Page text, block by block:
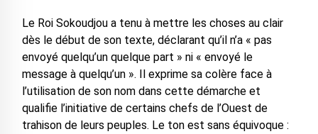
Le Roi Sokoudjou a tenu à mettre les choses au clair
dès le début de son texte, déclarant qu’il n’a « pas
envoyé quelqu’un quelque part » ni « envoyé le
message à quelqu’un ». Il exprime sa colère face à
l’utilisation de son nom dans cette démarche et
qualifie l’initiative de certains chefs de l’Ouest de
trahison de leurs peuples. Le ton est sans équivoque :